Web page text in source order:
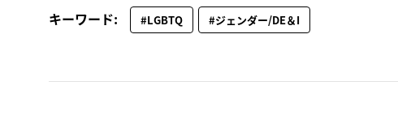
キーワード: #LGBTQ #ジェンダー/DE＆I